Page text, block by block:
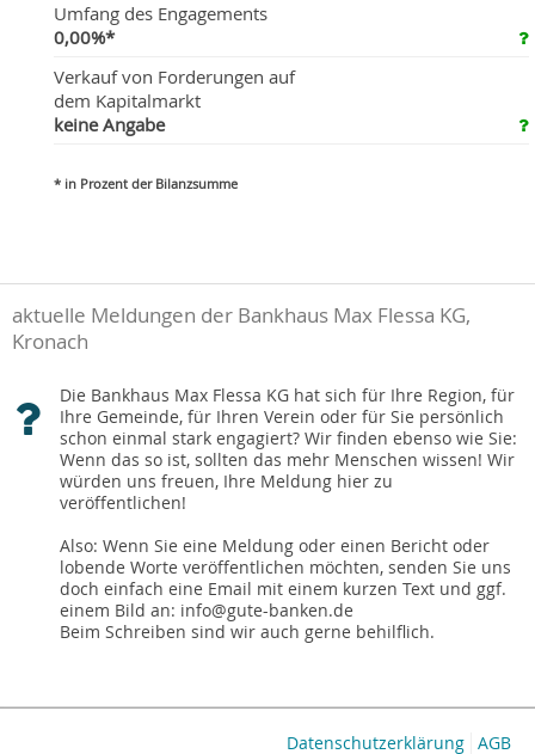
Umfang des Engagements
0,00%*
Verkauf von Forderungen auf
dem Kapitalmarkt
keine Angabe
* in Prozent der Bilanzsumme
aktuelle Meldungen der Bankhaus Max Flessa KG,
Kronach
Die Bankhaus Max Flessa KG hat sich für Ihre Region, für
Ihre Gemeinde, für Ihren Verein oder für Sie persönlich
schon einmal stark engagiert? Wir finden ebenso wie Sie:
Wenn das so ist, sollten das mehr Menschen wissen! Wir
würden uns freuen, Ihre Meldung hier zu
veröffentlichen!
Also: Wenn Sie eine Meldung oder einen Bericht oder
lobende Worte veröffentlichen möchten, senden Sie uns
doch einfach eine Email mit einem kurzen Text und ggf.
einem Bild an: info@gute-banken.de
Beim Schreiben sind wir auch gerne behilflich.
AGB
Datenschutzerklärung